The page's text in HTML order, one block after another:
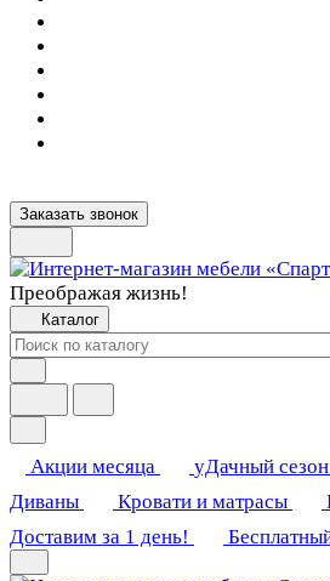
Заказать звонок
Преображая жизнь!
Каталог
Акции месяца уДачный сезон
Диваны
Кровати и матрасы
Доставим за 1 день!